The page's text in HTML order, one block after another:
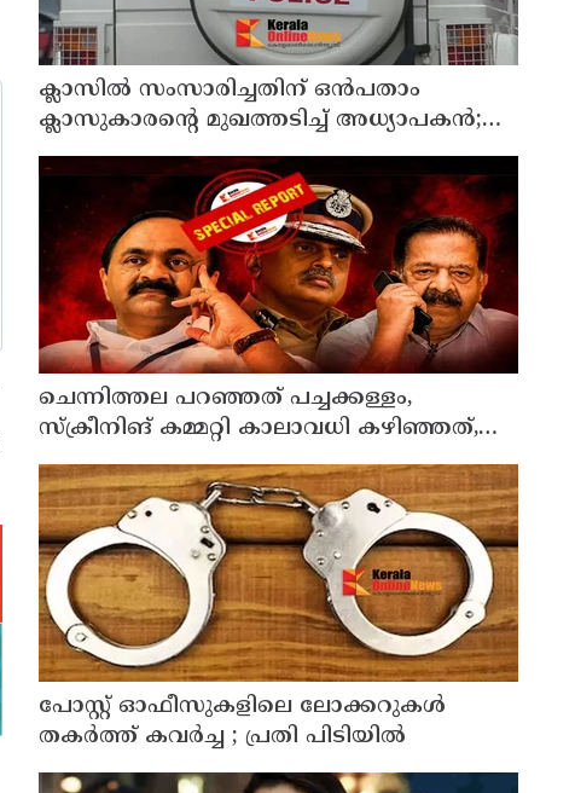
ക്ലാസിൽ സംസാരിച്ചതിന് ഒൻപതാം
ക്ലാസുകാരന്റെ മുഖത്തടിച്ച് അധ്യാപകൻ;
സ്കൂളിലെത്തിയ പിതാവിനു നേരെയും
കയ്യേറ്റശ്രമം
ചെന്നിത്തല പറഞ്ഞത് പച്ചക്കള്ളം,
സ്‌ക്രീനിങ് കമ്മറ്റി കാലാവധി കഴിഞ്ഞത്,
തെറിക്കുമോ മന്ത്രിയുടെയും കസേര ?
പോസ്റ്റ് ഓഫീസുകളിലെ ലോക്കറുകൾ
തകർത്ത് കവർച്ച ; പ്രതി പിടിയിൽ